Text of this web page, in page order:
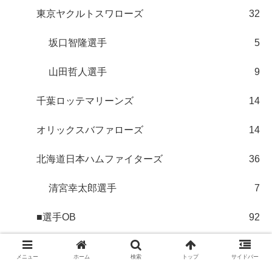
東京ヤクルトスワローズ 32
坂口智隆選手 5
山田哲人選手 9
千葉ロッテマリーンズ 14
オリックスバファローズ 14
北海道日本ハムファイターズ 36
清宮幸太郎選手 7
■選手OB 92
明石健志選手
メニュー ホーム 検索 トップ サイドバー